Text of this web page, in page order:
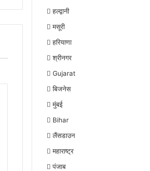
हल्द्वानी
मसूरी
हरियाणा
श्रीनगर
Gujarat
बिजनेस
मुंबई
Bihar
लैंसडाउन
महाराष्ट्र
पंजाब